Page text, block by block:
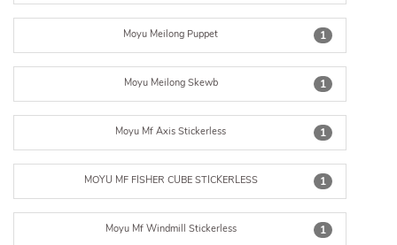
1
Moyu Meilong Puppet
1
Moyu Meilong Skewb
1
Moyu Mf Axis Stickerless
1
MOYU MF FISHER CUBE STICKERLESS
1
Moyu Mf Windmill Stickerless